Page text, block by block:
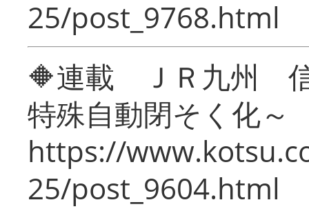
25/post_9768.html
🔶連載 ＪＲ九州 信
特殊自動閉そく化～
https://
25/post_9604.html